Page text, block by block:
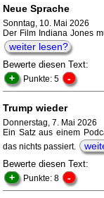
Neue Sprache
Sonntag, 10. Mai 2026
Der Film Indiana Jones
weiter lesen?
Bewerte diesen Text:
+ Punkte: 5 -
Trump wieder
Donnerstag, 7. Mai 2026
Ein Satz aus einem
das nichts passiert.
Bewerte diesen Text:
+ Punkte: 8 -